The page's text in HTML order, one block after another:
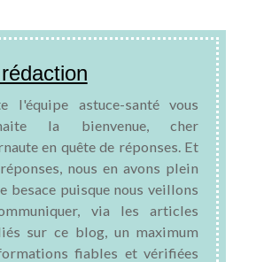
l'équipe astuce-santé vous
la bienvenue, cher
en quête de réponses. Et
nous en avons plein
besace puisque nous veillons
via les articles
sur ce blog, un maximum
fiables et vérifiées